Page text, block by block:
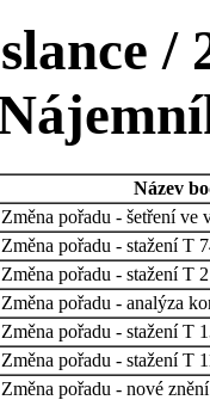
/
Název
Změna pořadu - šetření ve
Změna pořadu - stažení T
Změna pořadu - stažení T
Změna pořadu - analýza
Změna pořadu - stažení T
Změna pořadu - stažení T
Změna pořadu - nové